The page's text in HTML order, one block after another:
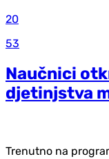
20
53
Naučnici
d‌jetinjstva
Trenutno na